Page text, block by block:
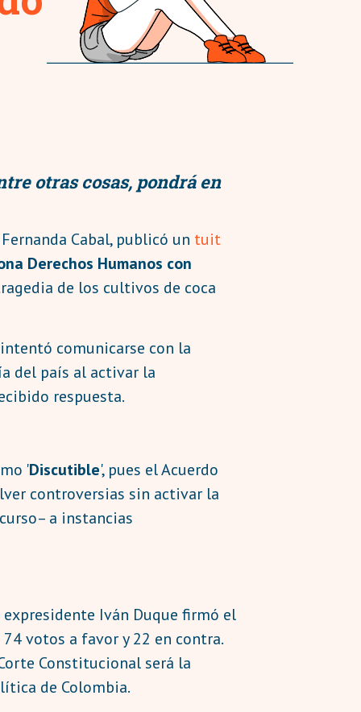
otras cosas, pondrá en
Cabal, publicó un tuit
Derechos Humanos con
de los cultivos de coca
comunicarse con la
del país al activar la
respuesta.
'Discutible', pues el Acuerdo
controversias sin activar la
a instancias
expresidente Iván Duque firmó el
votos a favor y 22 en contra.
Constitucional será la
de Colombia.